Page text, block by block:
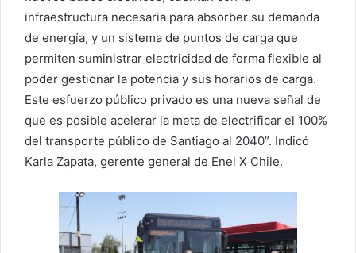
infraestructura necesaria para absorber su demanda
de energía, y un sistema de puntos de carga que
permiten suministrar electricidad de forma flexible al
poder gestionar la potencia y sus horarios de carga.
Este esfuerzo público privado es una nueva señal de
que es posible acelerar la meta de electrificar el 100%
del transporte público de Santiago al 2040”. Indicó
Karla Zapata, gerente general de Enel X Chile.